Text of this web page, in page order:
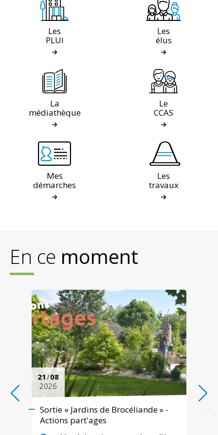
Les
PLUI
Les
élus
La
médiathèque
Le
CCAS
Mes
démarches
Les
travaux
En ce moment
21/08
2026
Sortie « Jardins de Brocéliande » -
Actions part'ages